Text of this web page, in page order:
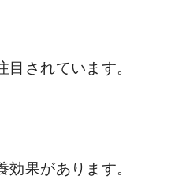
されています。
果があります。